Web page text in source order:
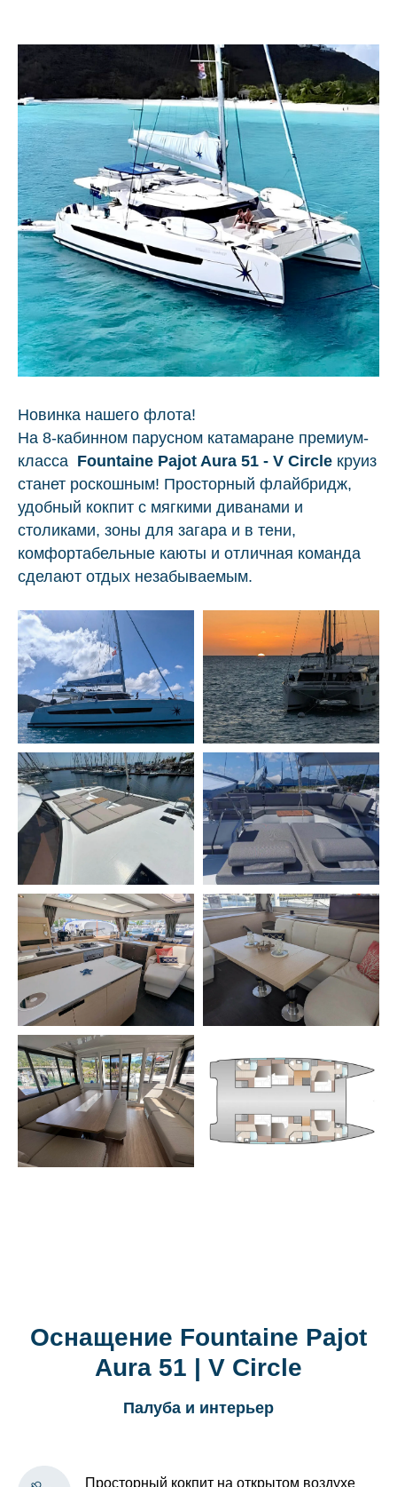
Новинка нашего флота!
На 8-кабинном парусном катамаране премиум-
класса Fountaine Pajot Aura 51 - V Circle круиз
станет роскошным! Просторный флайбридж,
удобный кокпит с мягкими диванами и
столиками, зоны для загара и в тени,
комфортабельные каюты и отличная команда
сделают отдых незабываемым.
Оснащение Fountaine Pajot
Aura 51 | V Circle
Палуба и интерьер
Просторный кокпит на открытом воздухе